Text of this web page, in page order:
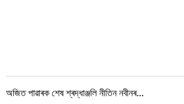
অজিত পাৱাৰক শেষ শ্ৰদ্ধাঞ্জলি নীতিন নবীনৰ...